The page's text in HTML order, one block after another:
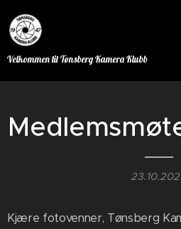
Velkommen til Tønsberg Kamera Klubb
Kjære fotovenner, Tønsberg